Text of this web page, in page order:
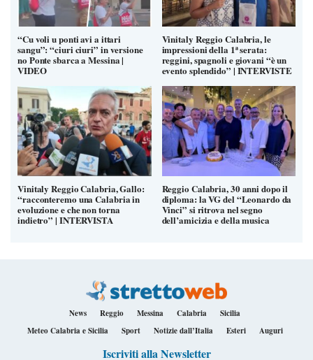
“Cu voli u ponti avi a ittari
sangu”: “ciuri ciuri” in versione
no Ponte sbarca a Messina |
VIDEO
Vinitaly Reggio Calabria, le
impressioni della 1ª serata:
reggini, spagnoli e giovani “è un
evento splendido” | INTERVISTE
Vinitaly Reggio Calabria, Gallo:
“racconteremo una Calabria in
evoluzione e che non torna
indietro” | INTERVISTA
Reggio Calabria, 30 anni dopo il
diploma: la VG del “Leonardo da
Vinci” si ritrova nel segno
dell’amicizia e della musica
News Reggio Messina Calabria
Sicilia
Meteo Calabria e Sicilia
Sport Notizie dall’Italia Esteri Auguri
Iscriviti alla Newsletter